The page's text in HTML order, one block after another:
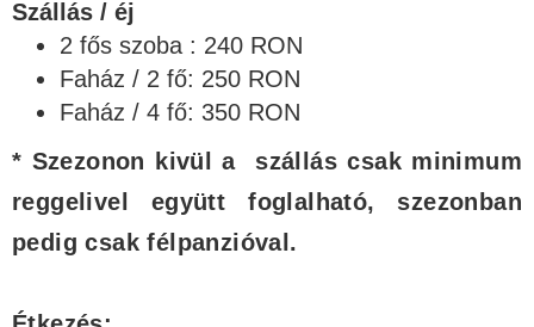
Szállás / éj
2 fős szoba : 240 RON
Faház / 2 fő: 250 RON
Faház / 4 fő: 350 RON
* Szezonon kivül a szállás csak minimum
reggelivel együtt foglalható, szezonban
pedig csak félpanzióval.